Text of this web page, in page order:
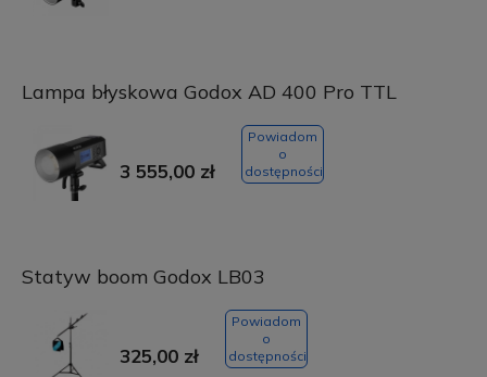
Lampa błyskowa Godox AD 400 Pro TTL
3 555,00 zł
Powiadom
o
dostępności
Statyw boom Godox LB03
325,00 zł
Powiadom
o
dostępności